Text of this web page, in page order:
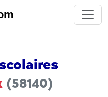
(58140)